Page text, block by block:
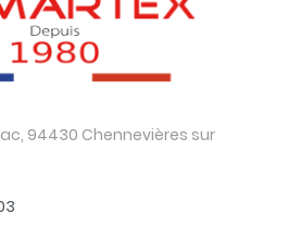
94430 Chennevières sur